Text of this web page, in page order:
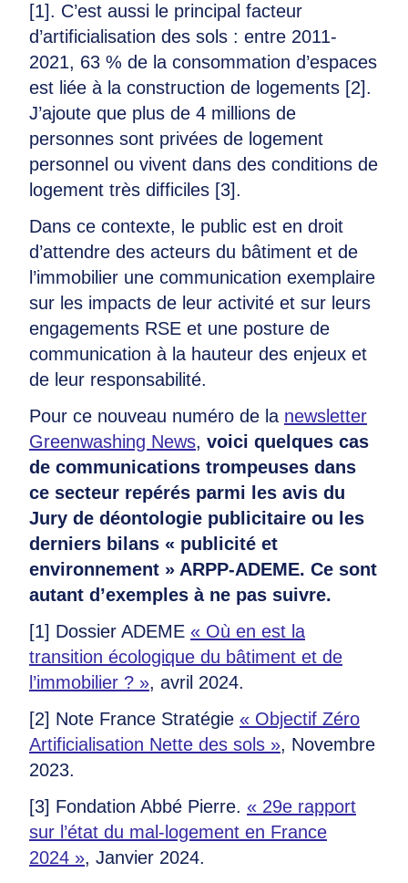
[1]. C’est aussi le principal facteur
d’artificialisation des sols : entre 2011-
2021, 63 % de la consommation d’espaces
est liée à la construction de logements [2].
J’ajoute que plus de 4 millions de
personnes sont privées de logement
personnel ou vivent dans des conditions de
logement très difficiles [3].
Dans ce contexte, le public est en droit
d’attendre des acteurs du bâtiment et de
l’immobilier une communication exemplaire
sur les impacts de leur activité et sur leurs
engagements RSE et une posture de
communication à la hauteur des enjeux et
de leur responsabilité.
Pour ce nouveau numéro de la newsletter
Greenwashing News, voici quelques cas
de communications trompeuses dans
ce secteur repérés parmi les avis du
Jury de déontologie publicitaire ou les
derniers bilans « publicité et
environnement » ARPP-ADEME. Ce sont
autant d’exemples à ne pas suivre.
[1] Dossier ADEME « Où en est la
transition écologique du bâtiment et de
l’immobilier ? », avril 2024.
[2] Note France Stratégie « Objectif Zéro
Artificialisation Nette des sols », Novembre
2023.
[3] Fondation Abbé Pierre. « 29e rapport
sur l’état du mal-logement en France
2024 », Janvier 2024.